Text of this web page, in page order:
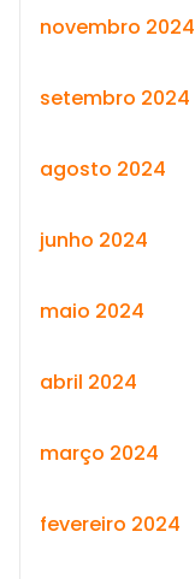
novembro 2024
setembro 2024
agosto 2024
junho 2024
maio 2024
abril 2024
março 2024
fevereiro 2024